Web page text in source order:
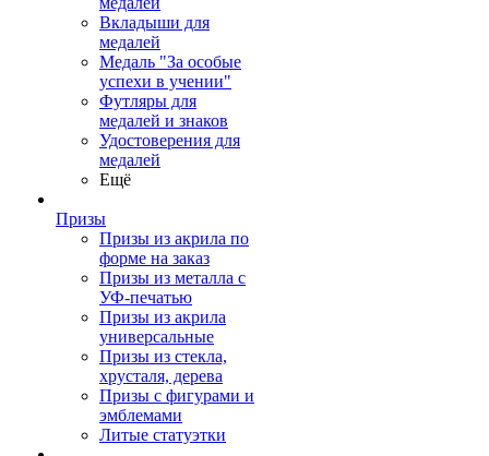
Вкладыши для
медалей
Медаль "За особые
успехи в учении"
Футляры для
медалей и знаков
Удостоверения для
медалей
Ещё
Призы
Призы из акрила по
форме на заказ
Призы из металла с
УФ-печатью
Призы из акрила
универсальные
Призы из стекла,
хрусталя, дерева
Призы с фигурами и
эмблемами
Литые статуэтки